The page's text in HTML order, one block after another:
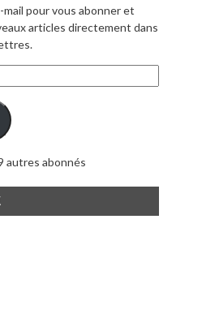
pour vous abonner et
articles directement dans
autres abonnés